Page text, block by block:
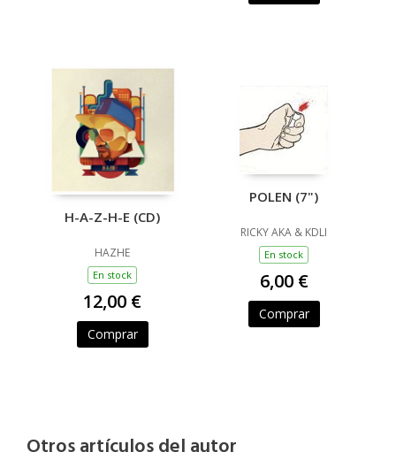
H-A-Z-H-E (CD)
HAZHE
En stock
12,00 €
Comprar
POLEN (7")
RICKY AKA & KDLI
En stock
6,00 €
Comprar